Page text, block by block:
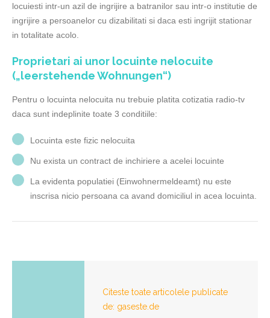
locuiesti intr-un azil de ingrijire a batranilor sau intr-o institutie de
ingrijire a persoanelor cu dizabilitati si daca esti ingrijit stationar
in totalitate acolo.
Proprietari ai unor locuinte nelocuite
(„leerstehende Wohnungen“)
Pentru o locuinta nelocuita nu trebuie platita cotizatia radio-tv
daca sunt indeplinite toate 3 conditiile:
Locuinta este fizic nelocuita
Nu exista un contract de inchiriere a acelei locuinte
La evidenta populatiei (Einwohnermeldeamt) nu este
inscrisa nicio persoana ca avand domiciliul in acea locuinta.
Citeste toate articolele publicate
de: gaseste.de